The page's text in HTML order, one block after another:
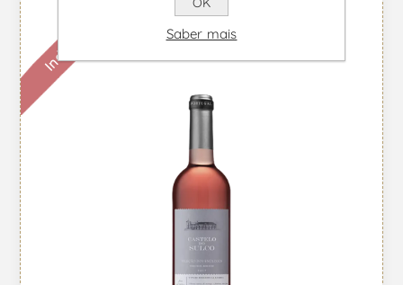
Indisponível Saber mais